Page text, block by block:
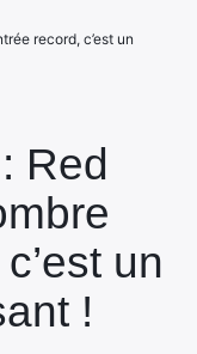
Red
un
!
record, c’est un